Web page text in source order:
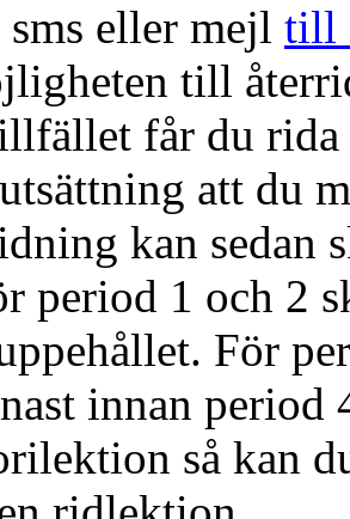
eller mejl till
till
får du
att du
kan sedan
period 1 och 2
För
innan
så kan